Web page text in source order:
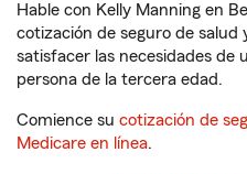
Hable con Kelly Manning en
cotización de seguro de salud
satisfacer las necesidades de
persona de la tercera edad.
Comience su cotización de
Medicare en línea.